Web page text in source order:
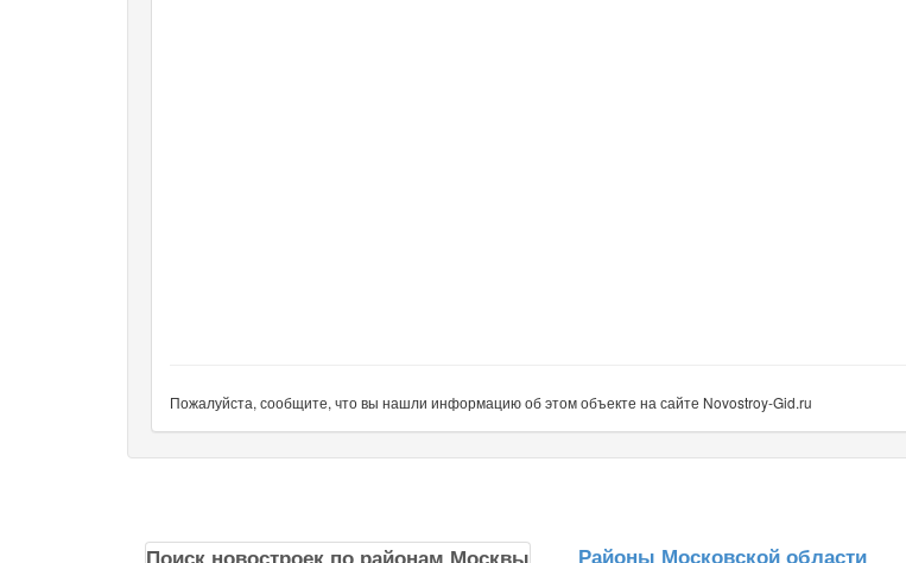
Пожалуйста, сообщите, что вы нашли информацию об этом объекте на сайте Novostroy-Gid.ru
Поиск новостроек по районам Москвы Районы Московской области